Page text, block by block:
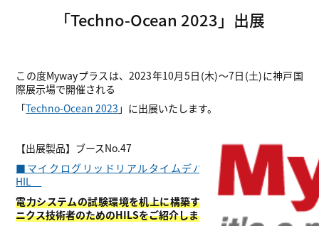
「Techno-Ocean 2023」出展
この度Mywayプラスは、2023年10月5日(木)～7日(土)に神戸国
際展示場で開催される
「Techno-Ocean 2023 」に出展いたします。
【出展製品】ブースNo.47
■マイクログリッドリアルタイムデバッグツール Typhoon
HIL
電力システムの試験環境を机上に構築する、パワーエレクトロ
ニクス技術者のためのHILSをご紹介します。